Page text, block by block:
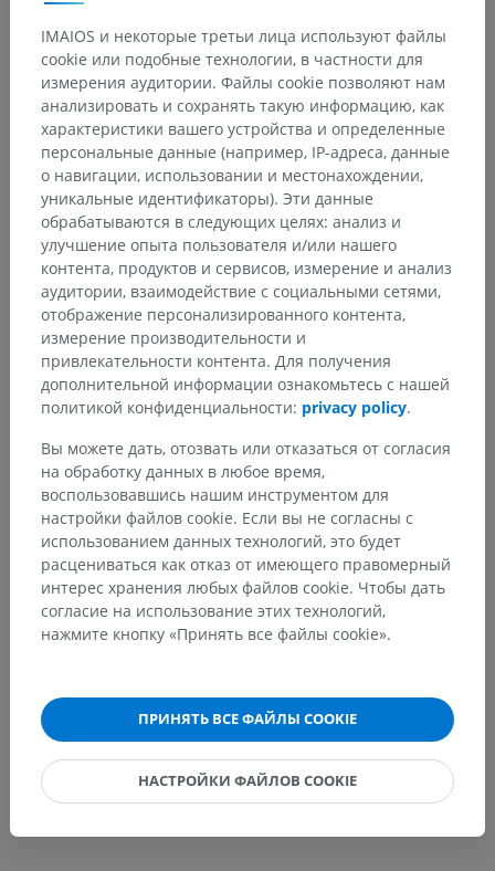
Cardiac gating
In the same way as with respiratory gating, cardiac gating
consists in synchronizing the TR with the cardiac cycle.
This reduces the cardiac motion artifacts and also allows
for cine imaging of the cardiac movement.
(See Cardiac MRI for more details about cardiac
triggering).
Phase-encode and frequency-encode
directions swap
Swapping the phase-encode and frequency-encode
directions can be useful to move the motion artifacts away
from the region of interest.
IMAIOS и некоторые третьи лица используют файлы
cookie или подобные технологии, в частности для
измерения аудитории. Файлы cookie позволяют нам
анализировать и сохранять такую информацию, как
характеристики вашего устройства и определенные
персональные данные (например, IP-адреса, данные
о навигации, использовании и местонахождении,
уникальные идентификаторы). Эти данные
обрабатываются в следующих целях: анализ и
улучшение опыта пользователя и/или нашего
контента, продуктов и сервисов, измерение и анализ
аудитории, взаимодействие с социальными сетями,
отображение персонализированного контента,
измерение производительности и
привлекательности контента. Для получения
дополнительной информации ознакомьтесь с нашей
политикой конфиденциальности: privacy policy.
Вы можете дать, отозвать или отказаться от согласия
на обработку данных в любое время,
воспользовавшись нашим инструментом для
настройки файлов cookie. Если вы не согласны с
использованием данных технологий, это будет
расцениваться как отказ от имеющего правомерный
интерес хранения любых файлов cookie. Чтобы дать
согласие на использование этих технологий,
нажмите кнопку «Принять все файлы cookie».
ПРИНЯТЬ ВСЕ ФАЙЛЫ COOKIE
НАСТРОЙКИ ФАЙЛОВ COOKIE